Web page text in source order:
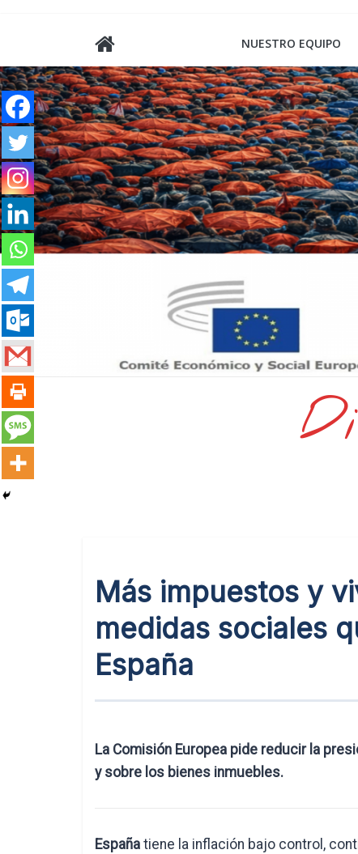
NUESTRO EQUIPO
Más impuestos y
medidas sociales
España
La Comisión Europea pide reducir la
y sobre los bienes inmuebles.
España tiene la inflación bajo control,